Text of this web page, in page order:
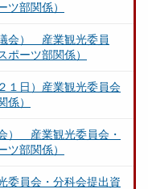
ツ部関係）
会） 産業観光委員
ーツ部関係）
１日）産業観光委員会
係）
） 産業観光委員会・
ツ部関係）
員会・分科会提出資